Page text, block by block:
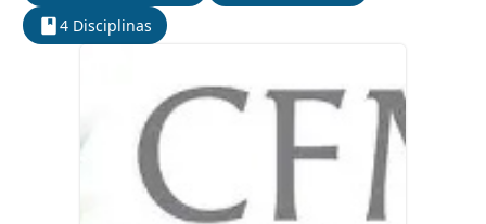
4 Disciplinas